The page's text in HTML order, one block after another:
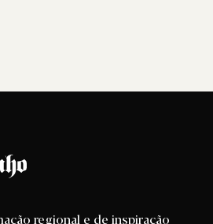
regional e de inspiração